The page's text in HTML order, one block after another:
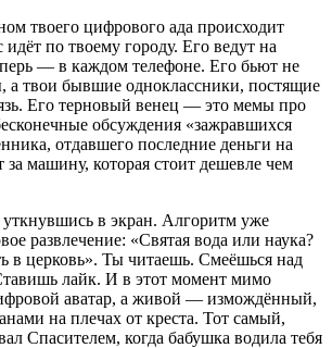
твоего цифрового ада происходит
по твоему городу. Его ведут на
— в каждом телефоне. Его бьют не
а твои бывшие одноклассники, постящие
Его терновый венец — это мемы про
обсуждения «зажравшихся
отдавшего последние деньги на
за машину, которая стоит дешевле чем
в экран. Алгоритм уже
развлечение: «Святая вода или наука?
в церковь». Ты читаешь. Смеёшься над
лайк. И в этот момент мимо
аватар, а живой — измождённый,
на плечах от креста. Тот самый,
Спасителем, когда бабушка водила тебя